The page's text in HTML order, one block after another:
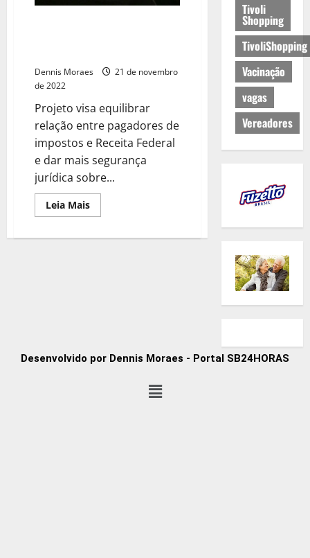
Dennis Moraes
21 de novembro
de 2022
Projeto visa equilibrar
relação entre pagadores de
impostos e Receita Federal
e dar mais segurança
jurídica sobre...
Leia Mais
Tivoli
Shopping
TivoliShopping
Vacinação
vagas
Vereadores
Desenvolvido por Dennis Moraes - Portal SB24HORAS